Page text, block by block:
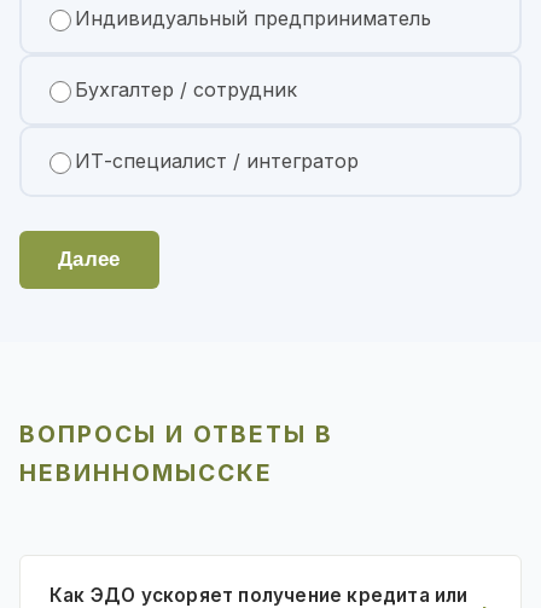
Индивидуальный предприниматель
Бухгалтер / сотрудник
ИТ-специалист / интегратор
Далее
ВОПРОСЫ И ОТВЕТЫ В
НЕВИННОМЫССКЕ
Как ЭДО ускоряет получение кредита или